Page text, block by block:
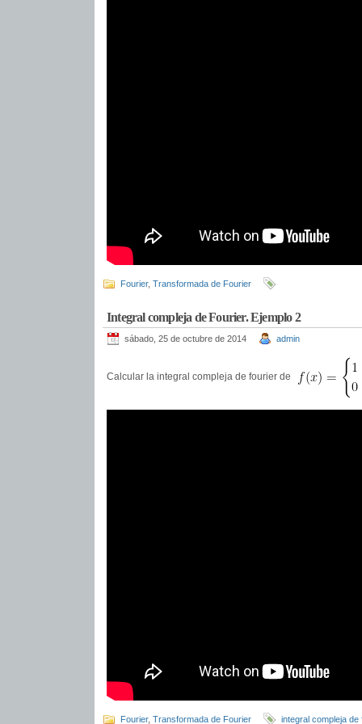
Fourier, Transformada de Fourier
Integral compleja de Fourier. Ejemplo 2
sábado, 25 de octubre de 2014 admin
Calcular la integral compleja de fourier de
Fourier, Transformada de Fourier integral compleja de